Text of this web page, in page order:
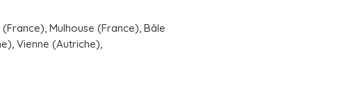
Mulhouse (France), Bâle
Vienne (Autriche),